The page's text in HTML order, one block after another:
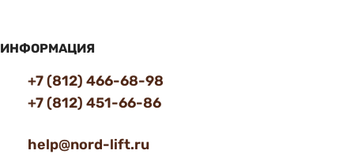
ИНФОРМАЦИЯ
+7 (812) 466-68-98
+7 (812) 451-66-86
help@nord-lift.ru